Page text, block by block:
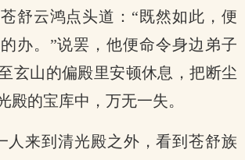
舒云鸿点头道：“既然如此，便
办。”说罢，他便命令身边弟子
玄山的偏殿里安顿休息，把断尘
殿的宝库中，万无一失。
人来到清光殿之外，看到苍舒族